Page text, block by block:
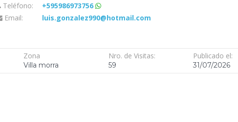
Teléfono:
+595986973756
Email:
luis.gonzalez990@hotmail.com
Zona
Villa morra
Nro. de Visitas:
59
Publicado el:
31/07/2026